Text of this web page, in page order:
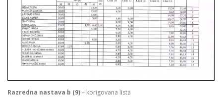
Razredna nastava b (9)– korigovana lista